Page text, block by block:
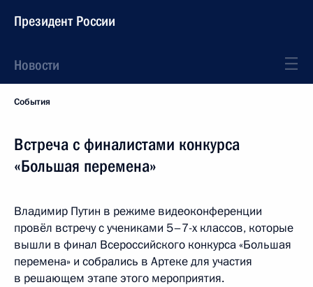
Президент России
Новости
События
Встреча с финалистами конкурса
«Большая перемена»
Владимир Путин в режиме видеоконференции
провёл встречу с учениками 5–7-х классов, которые
вышли в финал Всероссийского конкурса «Большая
перемена» и собрались в Артеке для участия
в решающем этапе этого мероприятия.